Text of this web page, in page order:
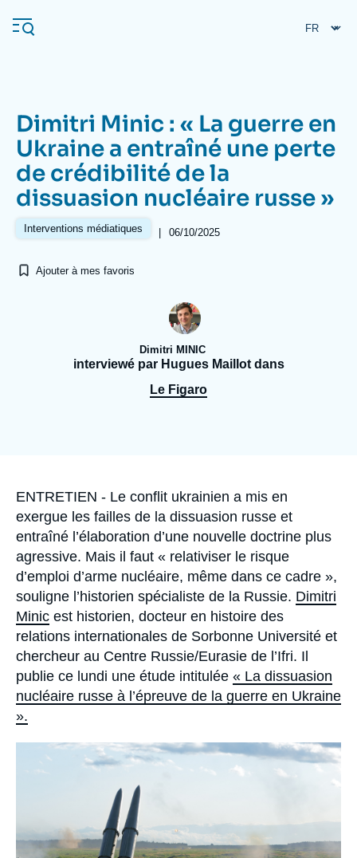
au
contenu
Navigation
principale
L'Ifri
Analyses
Se connecter
Dimitri Minic : « La guerre en
Ukraine a entraîné une perte
de crédibilité de la
dissuasion nucléaire russe »
Interventions médiatiques | 06/10/2025
Ajouter à mes favoris
Dimitri MINIC
interviewé par Hugues Maillot dans
Le Figaro
Accroche
ENTRETIEN - Le conflit ukrainien a mis en
exergue les failles de la dissuasion russe et
entraîné l’élaboration d’une nouvelle doctrine plus
agressive. Mais il faut « relativiser le risque
d’emploi d’arme nucléaire, même dans ce cadre »,
souligne l’historien spécialiste de la Russie. Dimitri
Minic est historien, docteur en histoire des
relations internationales de Sorbonne Université et
chercheur au Centre Russie/Eurasie de l’Ifri. Il
publie ce lundi une étude intitulée « La dissuasion
nucléaire russe à l’épreuve de la guerre en Ukraine
».
principale